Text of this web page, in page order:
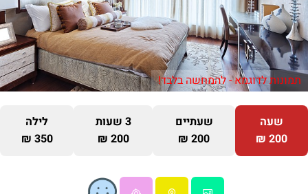
תמונות לדוגמא - להמחשה בלבד!
שעה
200 ₪
שעתיים
200 ₪
3 שעות
200 ₪
לילה
350 ₪